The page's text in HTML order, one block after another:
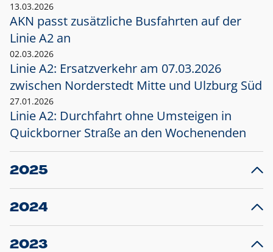
13.03.2026
AKN passt zusätzliche Busfahrten auf der
Linie A2 an
02.03.2026
Linie A2: Ersatzverkehr am 07.03.2026
zwischen Norderstedt Mitte und Ulzburg Süd
27.01.2026
Linie A2: Durchfahrt ohne Umsteigen in
Quickborner Straße an den Wochenenden
2025
23.12.2025
Projekt S5: Start der Bauarbeiten am
2024
10.12.2024
Großprojekt S5: Sperrung der Bahnstraße in
2023